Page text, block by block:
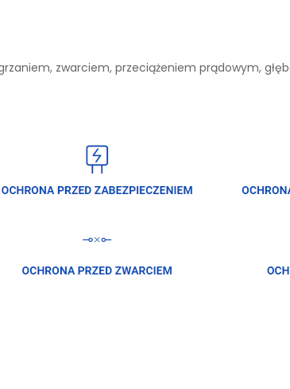
zwarciem, przeciążeniem prądowym,